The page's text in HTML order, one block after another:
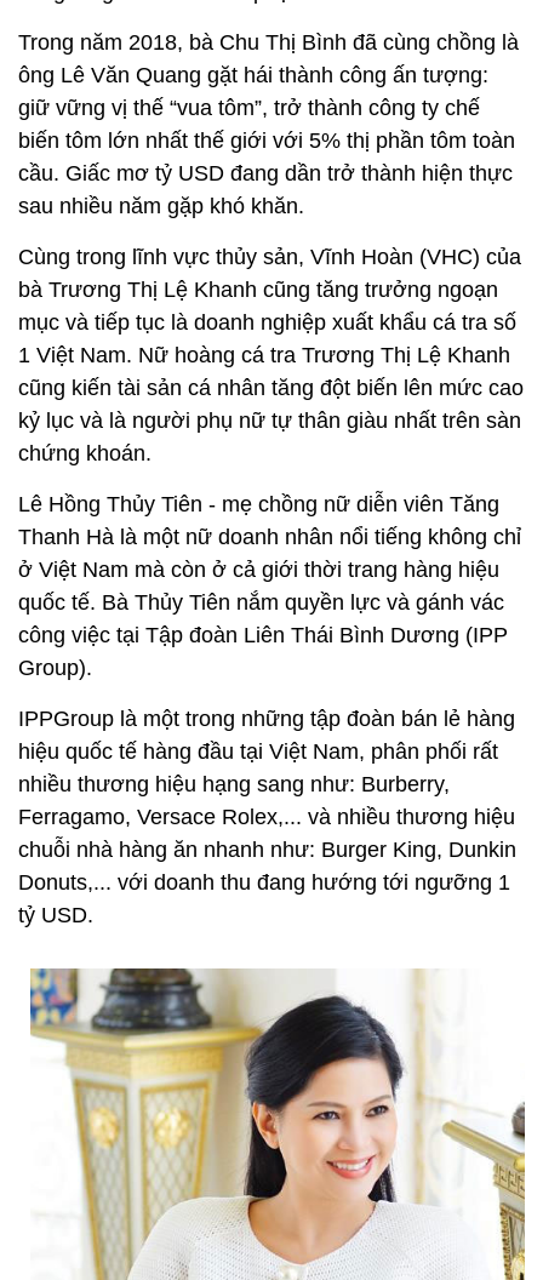
Trong năm 2018, bà Chu Thị Bình đã cùng chồng là
ông Lê Văn Quang gặt hái thành công ấn tượng:
giữ vững vị thế “vua tôm”, trở thành công ty chế
biến tôm lớn nhất thế giới với 5% thị phần tôm toàn
cầu. Giấc mơ tỷ USD đang dần trở thành hiện thực
sau nhiều năm gặp khó khăn.
Cùng trong lĩnh vực thủy sản, Vĩnh Hoàn (VHC) của
bà Trương Thị Lệ Khanh cũng tăng trưởng ngoạn
mục và tiếp tục là doanh nghiệp xuất khẩu cá tra số
1 Việt Nam. Nữ hoàng cá tra Trương Thị Lệ Khanh
cũng kiến tài sản cá nhân tăng đột biến lên mức cao
kỷ lục và là người phụ nữ tự thân giàu nhất trên sàn
chứng khoán.
Lê Hồng Thủy Tiên - mẹ chồng nữ diễn viên Tăng
Thanh Hà là một nữ doanh nhân nổi tiếng không chỉ
ở Việt Nam mà còn ở cả giới thời trang hàng hiệu
quốc tế. Bà Thủy Tiên nắm quyền lực và gánh vác
công việc tại Tập đoàn Liên Thái Bình Dương (IPP
Group).
IPPGroup là một trong những tập đoàn bán lẻ hàng
hiệu quốc tế hàng đầu tại Việt Nam, phân phối rất
nhiều thương hiệu hạng sang như: Burberry,
Ferragamo, Versace Rolex,... và nhiều thương hiệu
chuỗi nhà hàng ăn nhanh như: Burger King, Dunkin
Donuts,... với doanh thu đang hướng tới ngưỡng 1
tỷ USD.